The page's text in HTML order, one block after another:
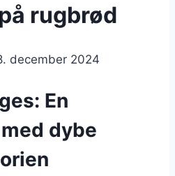
rugbrød
december 2024
En
dybe